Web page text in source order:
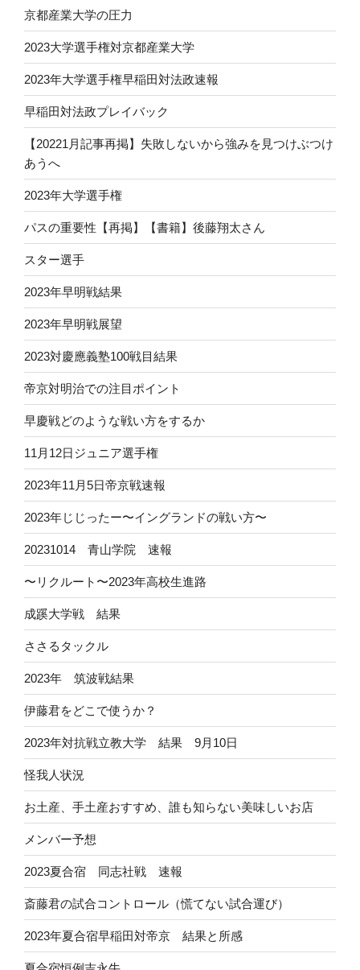
京都産業大学の圧力
2023大学選手権対京都産業大学
2023年大学選手権早稲田対法政速報
早稲田対法政プレイバック
【20221月記事再掲】失敗しないから強みを見つけぶつけ
あうへ
2023年大学選手権
パスの重要性【再掲】【書籍】後藤翔太さん
スター選手
2023年早明戦結果
2023年早明戦展望
2023対慶應義塾100戦目結果
帝京対明治での注目ポイント
早慶戦どのような戦い方をするか
11月12日ジュニア選手権
2023年11月5日帝京戦速報
2023年じじったー〜イングランドの戦い方〜
20231014 青山学院 速報
〜リクルート〜2023年高校生進路
成蹊大学戦 結果
ささるタックル
2023年 筑波戦結果
伊藤君をどこで使うか？
2023年対抗戦立教大学 結果 9月10日
怪我人状況
お土産、手土産おすすめ、誰も知らない美味しいお店
メンバー予想
2023夏合宿 同志社戦 速報
斎藤君の試合コントロール（慌てない試合運び）
2023年夏合宿早稲田対帝京 結果と所感